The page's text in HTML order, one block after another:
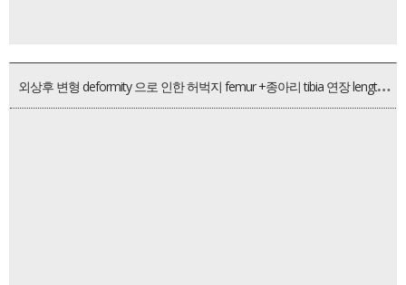
외
상후 변형 deformity 으로 인한 허벅지 femur +종아리 tibia 연장 lengthening 을 통한 LLD 하지부동치료 / 40대 남성